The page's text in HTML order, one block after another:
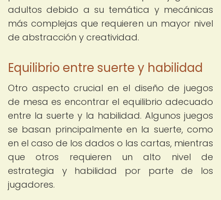
adultos debido a su temática y mecánicas
más complejas que requieren un mayor nivel
de abstracción y creatividad.
Equilibrio entre suerte y habilidad
Otro aspecto crucial en el diseño de juegos
de mesa es encontrar el equilibrio adecuado
entre la suerte y la habilidad. Algunos juegos
se basan principalmente en la suerte, como
en el caso de los dados o las cartas, mientras
que otros requieren un alto nivel de
estrategia y habilidad por parte de los
jugadores.